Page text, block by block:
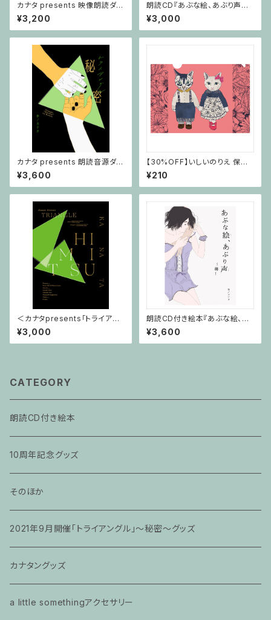
カナタ presents 映像朗読ダウ
ンロードカード付「トライアング
ル ～アイビー～」
¥3,200
朗読CD『あぶな絵、あぶり声～t
ribute～』
¥3,000
カナタ presents 朗読音源ダウ
ンロードカード付き絵本「トライ
アングル ～秘密～」
¥3,600
【30%OFF】いしいのりえ 保護
猫活動グッズ みのチロシ親バカ
爆発クリアファイル
¥210
＜カナタpresents「トライアン
グル」〜秘密〜グッズ＞パンフレ
ット
¥3,000
朗読CD付き絵本『あぶな絵、あ
ぶり声～滴～』
¥3,600
CATEGORY
朗読CD付き絵本
10周年記念グッズ
そのほか
2021年9月開催「トライアングル」〜秘密〜グッズ
カナタングッズ
a little somethingアクセサリー